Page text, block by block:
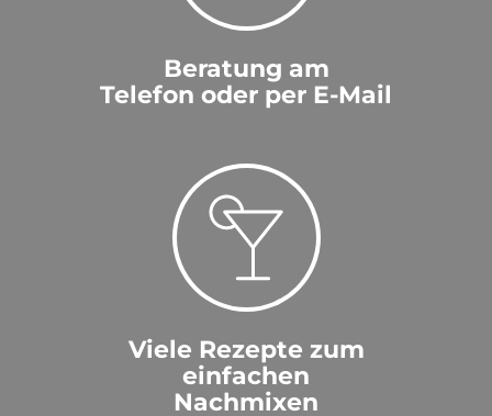
Beratung am
Telefon oder per E-Mail
Viele Rezepte zum
einfachen
Nachmixen